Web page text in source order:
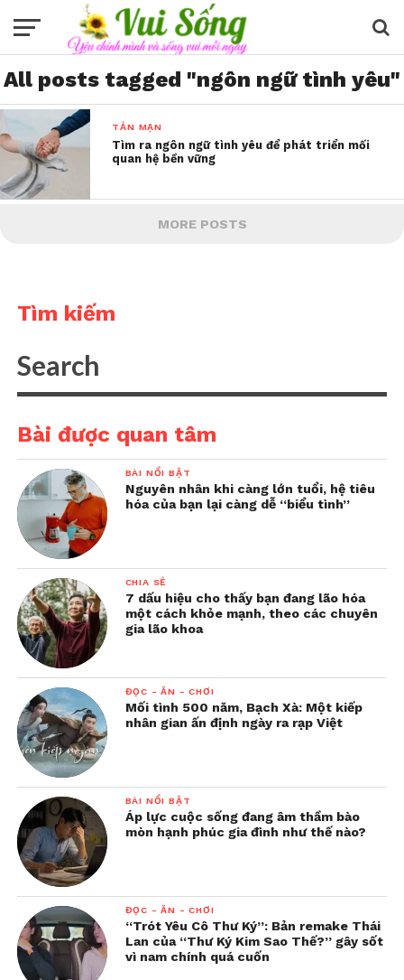
All posts tagged "ngôn ngữ tình yêu"
TẢN MẠN
Tìm ra ngôn ngữ tình yêu để phát triển mối
quan hệ bền vững
MORE POSTS
Tìm kiếm
Bài được quan tâm
BÀI NỔI BẬT
Nguyên nhân khi càng lớn tuổi, hệ tiêu
hóa của bạn lại càng dễ “biểu tình”
CHIA SẺ
7 dấu hiệu cho thấy bạn đang lão hóa
một cách khỏe mạnh, theo các chuyên
gia lão khoa
ĐỌC - ĂN - CHƠI
Mối tình 500 năm, Bạch Xà: Một kiếp
nhân gian ấn định ngày ra rạp Việt
BÀI NỔI BẬT
Áp lực cuộc sống đang âm thầm bào
mòn hạnh phúc gia đình như thế nào?
ĐỌC - ĂN - CHƠI
“Trót Yêu Cô Thư Ký”: Bản remake Thái
Lan của “Thư Ký Kim Sao Thế?” gây sốt
vì nam chính quá cuốn